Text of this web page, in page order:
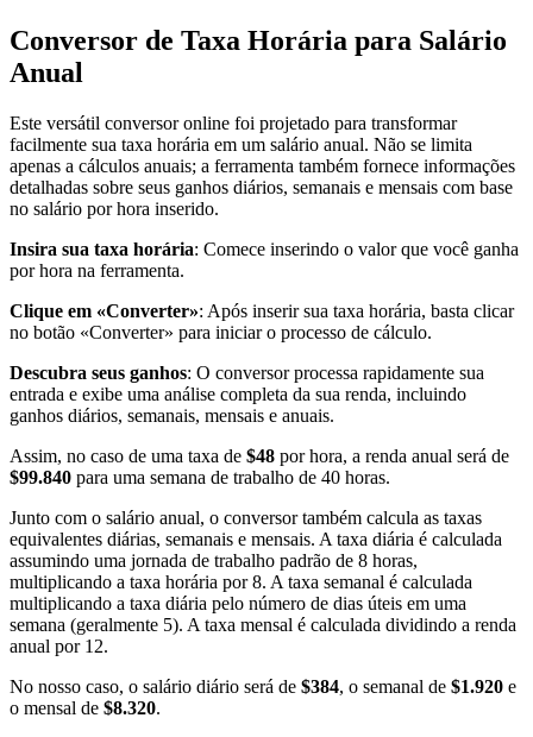
Conversor de Taxa Horária para Salário
Anual
Este versátil conversor online foi projetado para transformar
facilmente sua taxa horária em um salário anual. Não se limita
apenas a cálculos anuais; a ferramenta também fornece informações
detalhadas sobre seus ganhos diários, semanais e mensais com base
no salário por hora inserido.
Insira sua taxa horária: Comece inserindo o valor que você ganha
por hora na ferramenta.
Clique em «Converter»: Após inserir sua taxa horária, basta clicar
no botão «Converter» para iniciar o processo de cálculo.
Descubra seus ganhos: O conversor processa rapidamente sua
entrada e exibe uma análise completa da sua renda, incluindo
ganhos diários, semanais, mensais e anuais.
Assim, no caso de uma taxa de $48 por hora, a renda anual será de
$99.840 para uma semana de trabalho de 40 horas.
Junto com o salário anual, o conversor também calcula as taxas
equivalentes diárias, semanais e mensais. A taxa diária é calculada
assumindo uma jornada de trabalho padrão de 8 horas,
multiplicando a taxa horária por 8. A taxa semanal é calculada
multiplicando a taxa diária pelo número de dias úteis em uma
semana (geralmente 5). A taxa mensal é calculada dividindo a renda
anual por 12.
No nosso caso, o salário diário será de $384, o semanal de $1.920 e
o mensal de $8.320.